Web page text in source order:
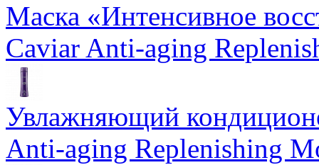
Маска «Интенсивное
Caviar Anti-aging
Увлажняющий
Anti-aging Replenishing